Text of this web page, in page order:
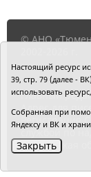
© АНО
Главный
Адрес для
Регистрация
службой по
«Тюменская
Настоящий ресурс
39, стр. 79 (далее -
использовать
Собранная при
Яндексу и ВК и
Закрыть